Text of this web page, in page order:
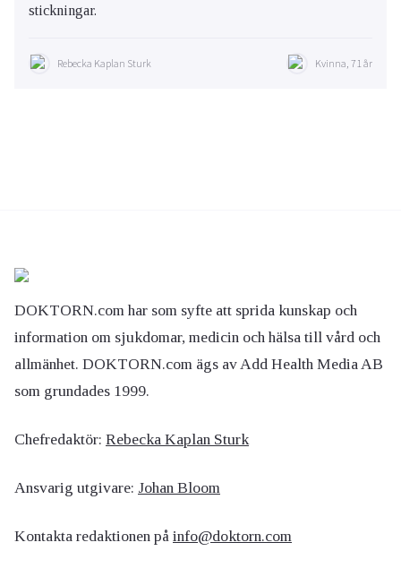
stickningar.
Rebecka Kaplan Sturk Kvinna, 71 år
DOKTORN.com har som syfte att sprida kunskap och
information om sjukdomar, medicin och hälsa till vård och
allmänhet. DOKTORN.com ägs av Add Health Media AB
som grundades 1999.
Chefredaktör: Rebecka Kaplan Sturk
Ansvarig utgivare: Johan Bloom
Kontakta redaktionen på info@doktorn.com